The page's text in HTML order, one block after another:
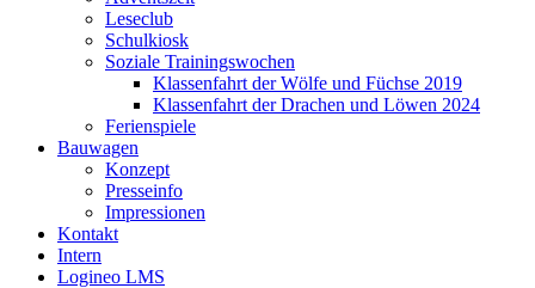
Leseclub
Schulkiosk
Soziale Trainingswochen
Klassenfahrt der Wölfe und Füchse 2019
Klassenfahrt der Drachen und Löwen 2024
Ferienspiele
Bauwagen
Konzept
Presseinfo
Impressionen
Kontakt
Intern
Logineo LMS